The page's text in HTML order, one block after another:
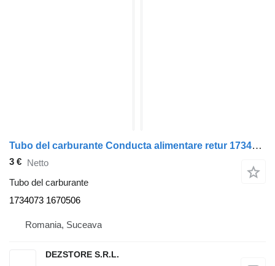
Tubo del carburante Conducta alimentare retur 1734073 per trattore stradale DAF XF105
3 € Netto
Tubo del carburante
1734073 1670506
Romania, Suceava
DEZSTORE S.R.L.